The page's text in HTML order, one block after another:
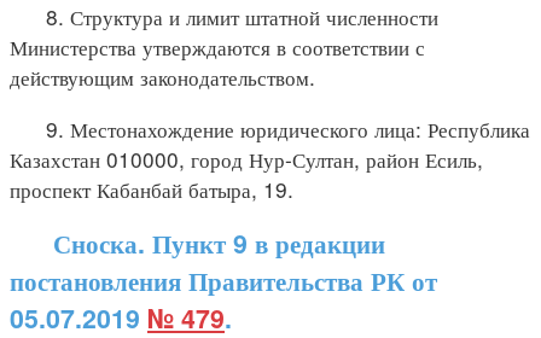
8. Структура и лимит штатной численности
Министерства утверждаются в соответствии с
действующим законодательством.
9. Местонахождение юридического лица: Республика
Казахстан 010000, город Нур-Султан, район Есиль,
проспект Кабанбай батыра, 19.
Сноска. Пункт 9 в редакции
постановления Правительства РК от
05.07.2019 № 479.